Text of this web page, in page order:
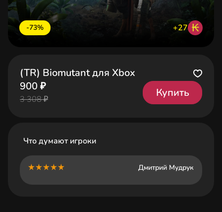
-73% +27 ₭
(TR) Biomutant для Xbox
900 ₽
3 308 ₽
Купить
Что думают игроки
Дмитрий Мудрук